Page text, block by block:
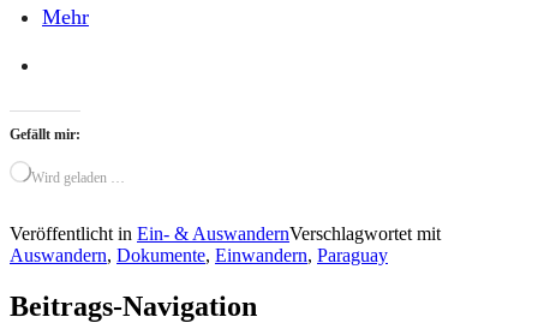
Mehr
Gefällt mir:
Wird geladen …
Veröffentlicht in Ein- & AuswandernVerschlagwortet mit
Auswandern, Dokumente, Einwandern, Paraguay
Beitrags-Navigation